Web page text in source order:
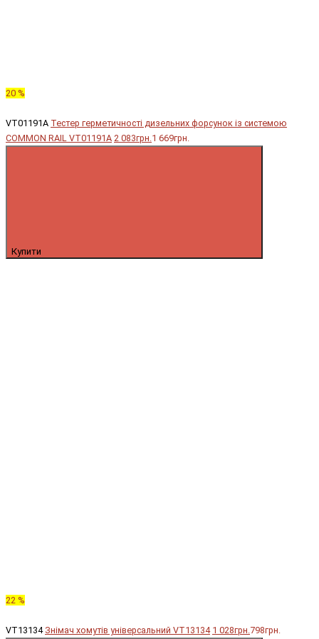
20 %
VT01191A Тестер герметичності дизельних форсунок із системою
COMMON RAIL VT01191A 2 083грн.1 669грн.
Купити
22 %
VT13134 Знімач хомутів універсальний VT13134 1 028грн.798грн.